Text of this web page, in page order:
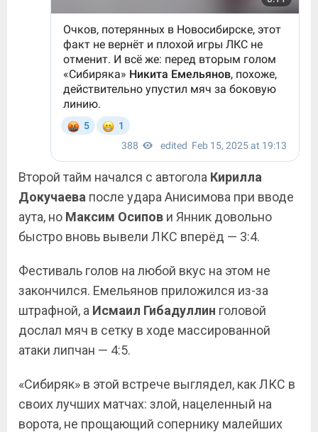
Второй тайм начался с автогола Кирилла
Докучаева после удара Анисимова при вводе
аута, но Максим Осипов и Янник довольно
быстро вновь вывели ЛКС вперёд — 3:4.
Фестиваль голов на любой вкус на этом не
закончился. Емельянов приложился из-за
штрафной, а Исмаил Гибадуллин головой
дослал мяч в сетку в ходе массированной
атаки липчан — 4:5.
«Сибиряк» в этой встрече выглядел, как ЛКС в
своих лучших матчах: злой, нацеленный на
ворота, не прощающий сопернику малейших